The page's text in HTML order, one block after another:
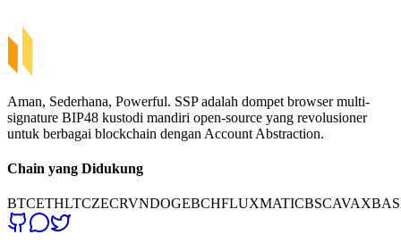
Aman, Sederhana, Powerful. SSP adalah dompet browser multi-
signature BIP48 kustodi mandiri open-source yang revolusioner
untuk berbagai blockchain dengan Account Abstraction.
Chain yang Didukung
BTCETHLTCZECRVNDOGEBCHFLUXMATICBSCAVAX